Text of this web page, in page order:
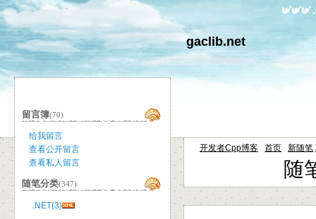
gaclib.net
开发者Cpp博客 首页 新随笔
随
留言簿(70)
给我留言
查看公开留言
查看私人留言
随笔分类(347)
.NET(3)